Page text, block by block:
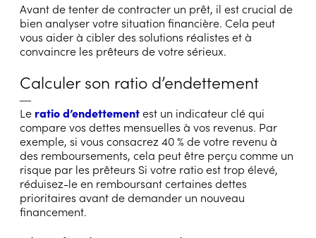
Avant de tenter de contracter un prêt, il est crucial de
bien analyser votre situation financière. Cela peut
vous aider à cibler des solutions réalistes et à
convaincre les prêteurs de votre sérieux.
Calculer son ratio d’endettement
―
Le ratio d’endettementest un indicateur clé qui
compare vos dettes mensuelles à vos revenus. Par
exemple, si vous consacrez 40 % de votre revenu à
des remboursements, cela peut être perçu comme un
risque par les prêteurs Si votre ratio est trop élevé,
réduisez-le en remboursant certaines dettes
prioritaires avant de demander un nouveau
financement.